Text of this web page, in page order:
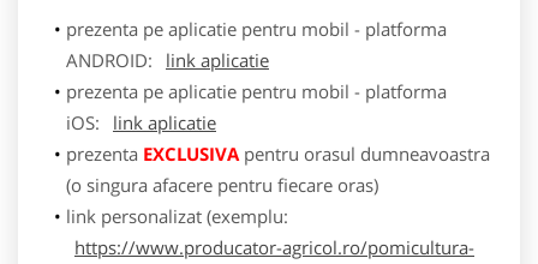
prezenta pe aplicatie pentru mobil - platforma
ANDROID:
link aplicatie
prezenta pe aplicatie pentru mobil - platforma
iOS:
link aplicatie
prezenta EXCLUSIVApentru orasul dumneavoastra
(o singura afacere pentru fiecare oras)
link personalizat (exemplu:
https://www.producator-agricol.ro/pomicultura-